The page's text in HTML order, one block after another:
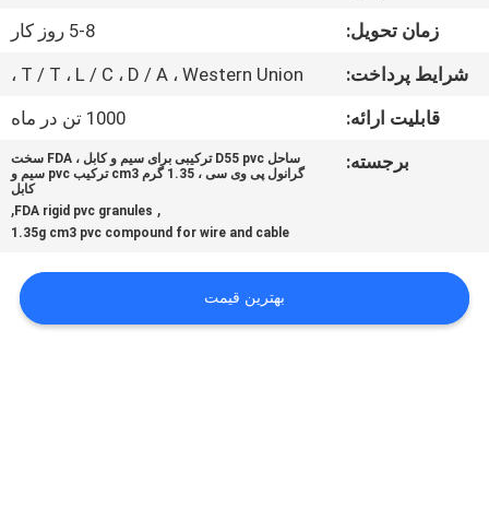
ما
تماس
نقشه
زمان تحویل:
5-8 روز کار
شرایط پرداخت:
T / T ، L / C ، D / A ، Western Union ،
قابلیت ارائه:
1000 تن در ماه
برجسته:
ساحل D55 pvc ترکیبی برای سیم و کابل ، FDA سخت
گرانول پی وی سی ، 1.35 گرم cm3 ترکیب pvc سیم و
کابل
,
FDA rigid pvc granules
,
1.35g cm3 pvc compound for wire and cable
بهترین قیمت